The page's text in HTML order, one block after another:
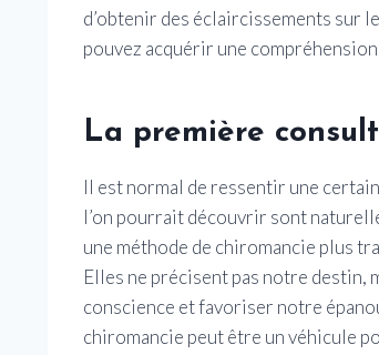
d’obtenir des éclaircissements sur
pouvez acquérir une
La première
Il est normal de ressentir une
l’on pourrait découvrir sont
une méthode de chiromancie plus
Elles ne précisent pas notre destin,
conscience et favoriser notre
chiromancie peut être un véhicule